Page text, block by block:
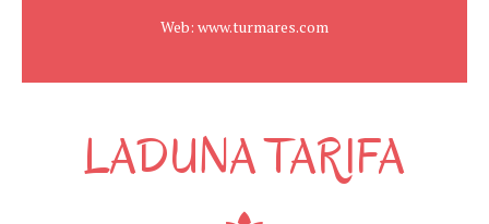
Web: www.turmares.com
LADUNA TARIFA